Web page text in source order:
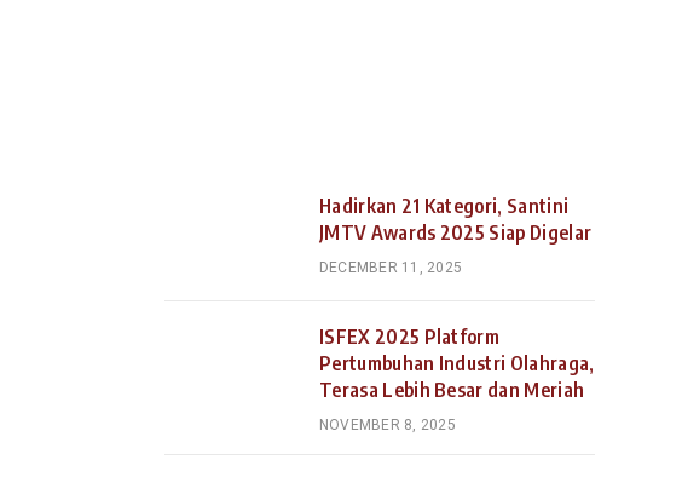
Hadirkan 21 Kategori, Santini
JMTV Awards 2025 Siap Digelar
DECEMBER 11, 2025
ISFEX 2025 Platform
Pertumbuhan Industri Olahraga,
Terasa Lebih Besar dan Meriah
NOVEMBER 8, 2025